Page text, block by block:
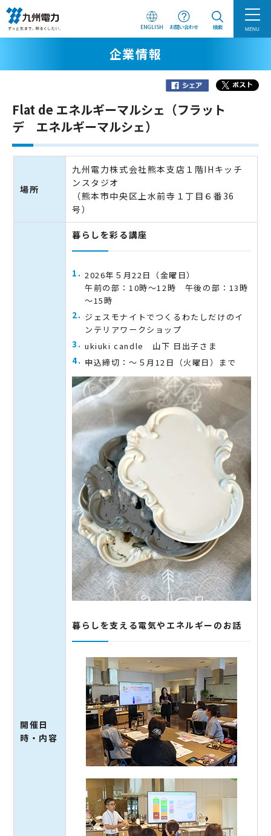
ENGLISH お問い合わせ 検索 MENU
企業情報
Flat de エネルギーマルシェ（フラット
デ エネルギーマルシェ）
場所
九州電力株式会社熊本支店１階IHキッチ
ンスタジオ
（熊本市中央区上水前寺１丁目６番36
号）
開催日
時・内容
暮らしを彩る講座
2026年５月22日（金曜日）
午前の部：10時～12時 午後の部：13時
～15時
ジェスモナイトでつくるわたしだけのイ
ンテリアワークショップ
ukiuki candle 山下 日出子さま
申込締切：～５月12日（火曜日）まで
暮らしを支える電気やエネルギーのお話